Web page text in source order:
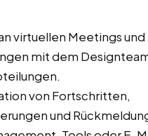
virtuellen Meetings und
mit dem
von Fortschritten,
und